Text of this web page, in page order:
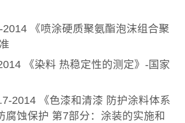
《喷涂硬质聚氨酯泡沫组合聚
《染料 热稳定性的测定》-国家
2014 《色漆和清漆 防护涂料体系
腐蚀保护 第7部分：涂装的实施和